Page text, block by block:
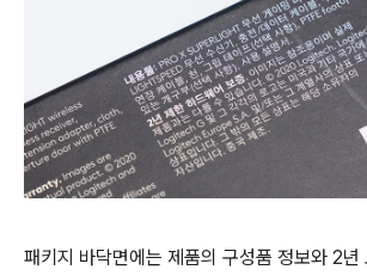
패키지 바닥면에는 제품의 구성품 정보와 2년